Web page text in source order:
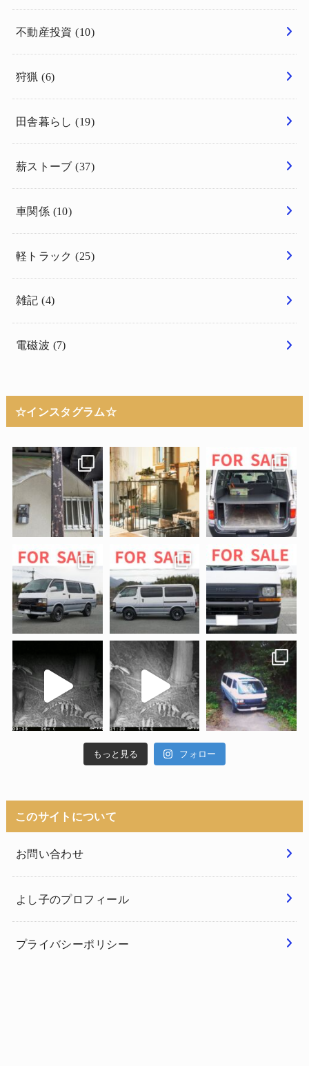
不動産投資(10)
狩猟(6)
田舎暮らし(19)
薪ストーブ(37)
車関係 (10)
軽トラック(25)
雑記(4)
電磁波 (7)
☆インスタグラム☆
もっと見る フォロー
このサイトについて
お問い合わせ
よし子のプロフィール
プライバシーポリシー